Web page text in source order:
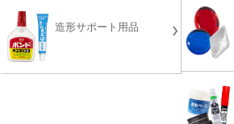
造形サポート用品